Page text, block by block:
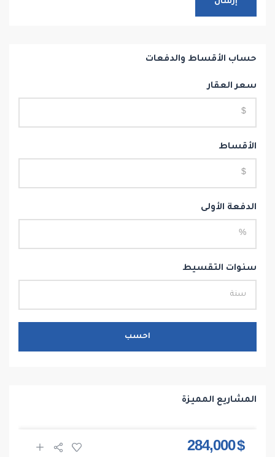
إرسال
حساب الأقساط والدفعات
سعر العقار
الأقساط
الدفعة الأولى
سنوات التقسيط
احسب
المشاريع المميزة
$ 284,000